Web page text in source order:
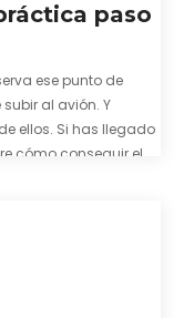
paso
ese punto de
al avión. Y
ellos. Si has llegado
cómo conseguir el